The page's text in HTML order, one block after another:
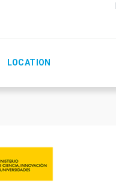
LOCATION